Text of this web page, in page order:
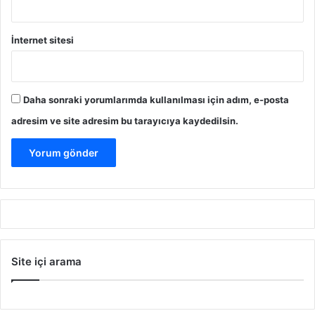
İnternet sitesi
Daha sonraki yorumlarımda kullanılması için adım, e-posta
adresim ve site adresim bu tarayıcıya kaydedilsin.
Site içi arama